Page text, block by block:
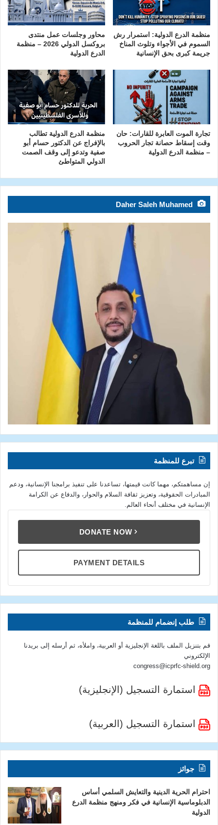
منظمة الدرع الدولية: استمرار رش
السموم في الأجواء وتلوث المناخ
جريمة كبرى بحق الإنسانية
محاور وجلسات عمل منتدى
بروكسل الدولي 2026 – منظمة
الدرع الدولية
تجارة الموت العابرة للقارات: حان
وقت إسقاط حصانة تجار الحروب
– منظمة الدرع الدولية
منظمة الدرع الدولية تطالب
بالإفراج عن الدكتور حسام أبو
صفية وتدعو إلى وقف الصمت
الدولي المتواطئ
Daher Saleh Muhamed
تبرع للمنظمة
إن مساهمتكم، مهما كانت قيمتها، تساعدنا على تنفيذ برامجنا الإنسانية، ودعم
المبادرات الحقوقية، وتعزيز ثقافة السلام والحوار، والدفاع عن الكرامة
الإنسانية في مختلف أنحاء العالم.
DONATE NOW
PAYMENT DETAILS
طلب إنضمام للمنظمة
قم بتنزيل الملف باللغة الإنجليزية أو العربية، واملأه، ثم أرسله إلى بريدنا
الإلكتروني
congress@icprfc-shield.org
استمارة التسجيل (الإنجليزية)
استمارة التسجيل (العربية)
جوائز
احترام الحرية الدينية والتعايش السلمي أساس
الدبلوماسية الإنسانية في فكر ومنهج منظمة الدرع
الدولية